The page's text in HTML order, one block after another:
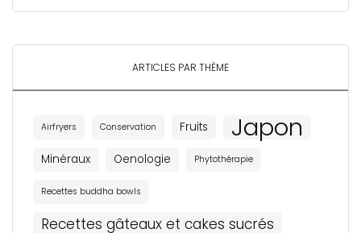
ARTICLES PAR THÈME
Airfryers Conservation Fruits Japon
Minéraux Oenologie Phytothérapie
Recettes buddha bowls
Recettes gâteaux et cakes sucrés